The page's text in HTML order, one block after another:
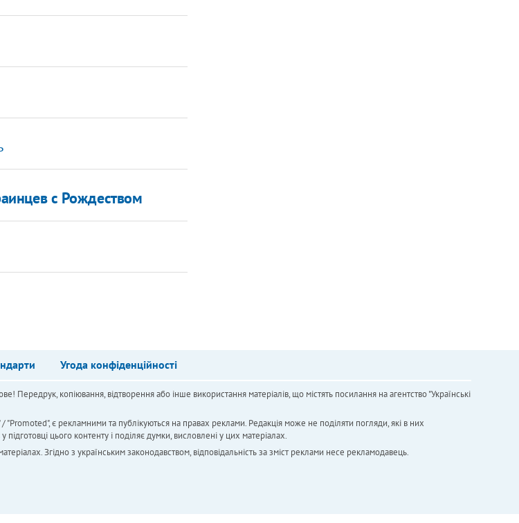
с Рождеством
Угода конфіденційності
Передрук, копіювання, відтворення або інше використання матеріалів, що містять посилання на агентство "Українськi
є рекламними та публікуються на правах реклами. Редакція може не поділяти погляди, які в них
цього контенту і поділяє думки, висловлені у цих матеріалах.
Згідно з українським законодавством, відповідальність за зміст реклами несе рекламодавець.